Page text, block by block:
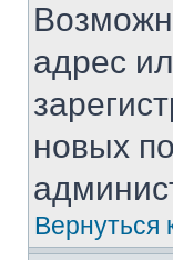
адрес
новых
Вернуться